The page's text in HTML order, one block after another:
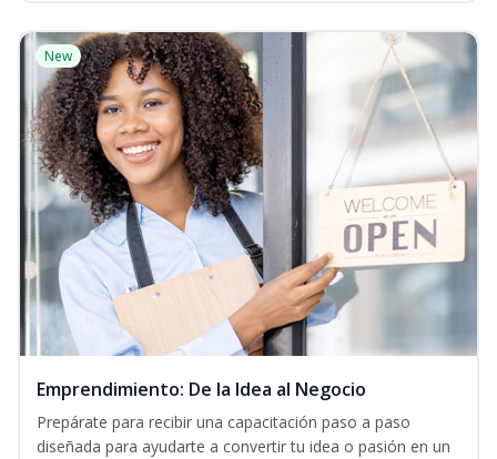
New
Emprendimiento: De la Idea al Negocio
Prepárate para recibir una capacitación paso a paso
diseñada para ayudarte a convertir tu idea o pasión en un